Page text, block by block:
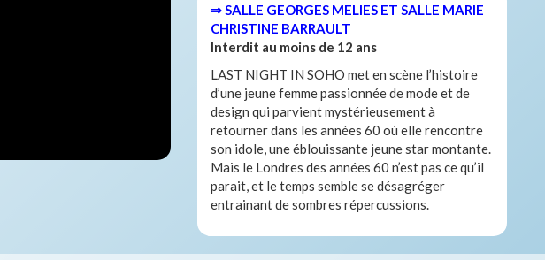
⇒ SALLE GEORGES MELIES ET SALLE MARIE
CHRISTINE BARRAULT
Interdit au moins de 12 ans
LAST NIGHT IN SOHO met en scène l’histoire
d’une jeune femme passionnée de mode et de
design qui parvient mystérieusement à
retourner dans les années 60 où elle rencontre
son idole, une éblouissante jeune star montante.
Mais le Londres des années 60 n’est pas ce qu’il
parait, et le temps semble se désagréger
entrainant de sombres répercussions.